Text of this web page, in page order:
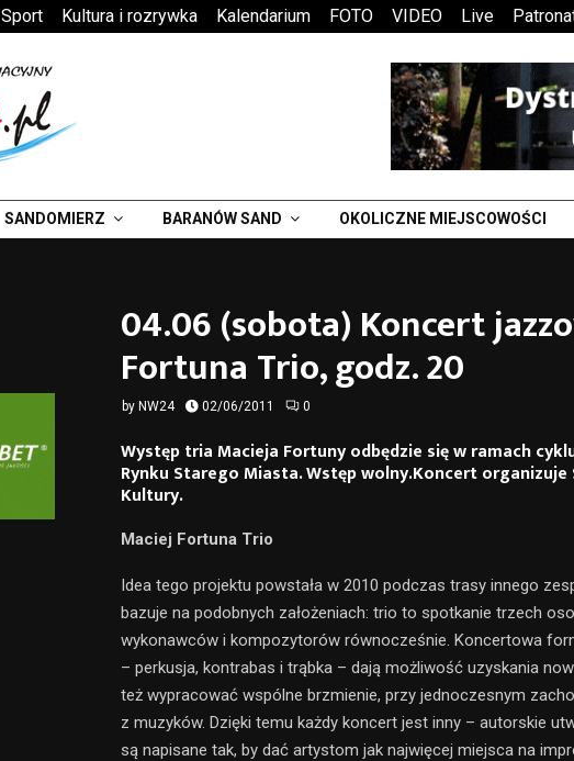
Sport Kultura i rozrywka Kalendarium FOTO VIDEO Live
SANDOMIERZ BARANÓW SAND OKOLICZNE MIEJSCOWOŚCI
04.06 (sobota) Koncert
Fortuna Trio, godz. 20
by NW24 02/06/2011 0
Występ tria Macieja Fortuny odbędzie się w ramach
Rynku Starego Miasta. Wstęp wolny.Koncert
Kultury.
Maciej Fortuna Trio
Idea tego projektu powstała w 2010 podczas trasy innego
bazuje na podobnych założeniach: trio to spotkanie trzech
wykonawców i kompozytorów równocześnie. Koncertowa
– perkusja, kontrabas i trąbka – dają możliwość uzyskania
też wypracować wspólne brzmienie, przy jednoczesnym
z muzyków. Dzięki temu każdy koncert jest inny – autorskie
są napisane tak, by dać artystom jak najwięcej miejsca na